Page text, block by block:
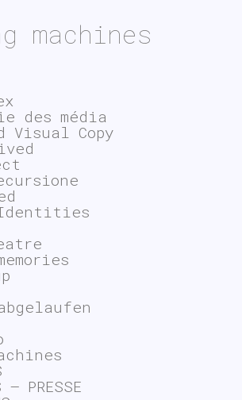
machines
des média
Visual Copy
Identities
– PRESSE